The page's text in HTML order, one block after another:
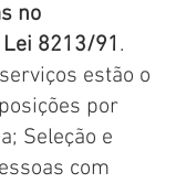
no
8213/91 .
estão o
por
Seleção e
com